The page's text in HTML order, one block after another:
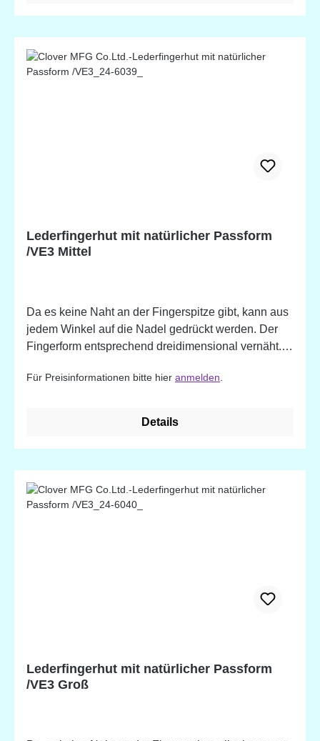
Lederfingerhut mit natürlicher Passform
/VE3 Mittel
Da es keine Naht an der Fingerspitze gibt, kann aus
jedem Winkel auf die Nadel gedrückt werden. Der
Fingerform entsprechend dreidimensional vernäht.
Für Preisinformationen bitte hier anmelden
Details
Lederfingerhut mit natürlicher Passform
/VE3 Groß